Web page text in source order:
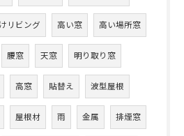
リビング 高い窓 高い場所窓
腰窓 天窓 明り取り窓
高窓 貼替え 波型屋根
屋根材 雨 金属 排煙窓